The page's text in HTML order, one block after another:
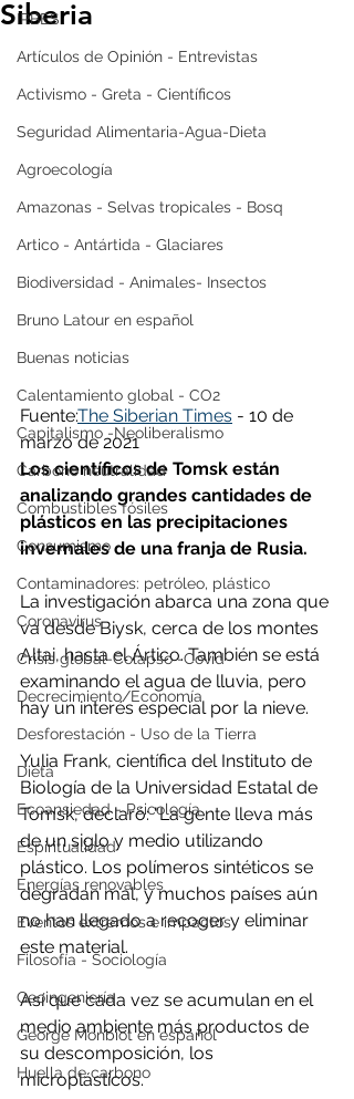
IPBES
Artículos de Opinión - Entrevistas
Activismo - Greta - Científicos
Seguridad Alimentaria-Agua-Dieta
Agroecología
Amazonas - Selvas tropicales - Bosq
Artico - Antártida - Glaciares
Biodiversidad - Animales- Insectos
Bruno Latour en español
Buenas noticias
Calentamiento global - CO2
Capitalismo -Neoliberalismo
Carbono neutralidad
Combustibles fósiles
Consumismo
Contaminadores: petróleo, plástico
Coronavirus
Crisis global-Colapso -Covid
Decrecimiento/Economía
Desforestación - Uso de la Tierra
Dieta
Ecoansiedad - Psicología
Espiritualidad
Energías renovables
Eventos extremos e impactos
Filosofía - Sociología
Geoingeniería
George Monbiot en español
Huella de carbono
Siberia
Fuente:The Siberian Times - 10 de
marzo de 2021
Los científicos de Tomsk están
analizando grandes cantidades de
plásticos en las precipitaciones
invernales de una franja de Rusia.
La investigación abarca una zona que
va desde Biysk, cerca de los montes
Altai, hasta el Ártico. También se está
examinando el agua de lluvia, pero
hay un interés especial por la nieve.
Yulia Frank, científica del Instituto de
Biología de la Universidad Estatal de
Tomsk, declaró: "La gente lleva más
de un siglo y medio utilizando
plástico. Los polímeros sintéticos se
degradan mal, y muchos países aún
no han llegado a recoger y eliminar
este material.
Así que cada vez se acumulan en el
medio ambiente más productos de
su descomposición, los
microplásticos.